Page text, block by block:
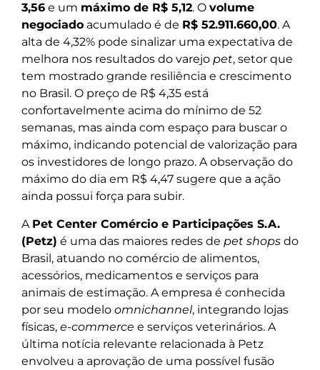
3,56 e um máximo de R$ 5,12. O volume
negociado acumulado é de R$ 52.911.660,00. A
alta de 4,32% pode sinalizar uma expectativa de
melhora nos resultados do varejo pet, setor que
tem mostrado grande resiliência e crescimento
no Brasil. O preço de R$ 4,35 está
confortavelmente acima do mínimo de 52
semanas, mas ainda com espaço para buscar o
máximo, indicando potencial de valorização para
os investidores de longo prazo. A observação do
máximo do dia em R$ 4,47 sugere que a ação
ainda possui força para subir.
A Pet Center Comércio e Participações S.A.
(Petz) é uma das maiores redes de pet shops do
Brasil, atuando no comércio de alimentos,
acessórios, medicamentos e serviços para
animais de estimação. A empresa é conhecida
por seu modelo omnichannel, integrando lojas
físicas, e-commerce e serviços veterinários. A
última notícia relevante relacionada à Petz
envolveu a aprovação de uma possível fusão